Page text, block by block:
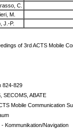
C.
M.
J.-P.
of 3rd ACTS Mobile
824-829
SECOMS, ABATE
Mobile Communication
- Kommunikation/Navigation